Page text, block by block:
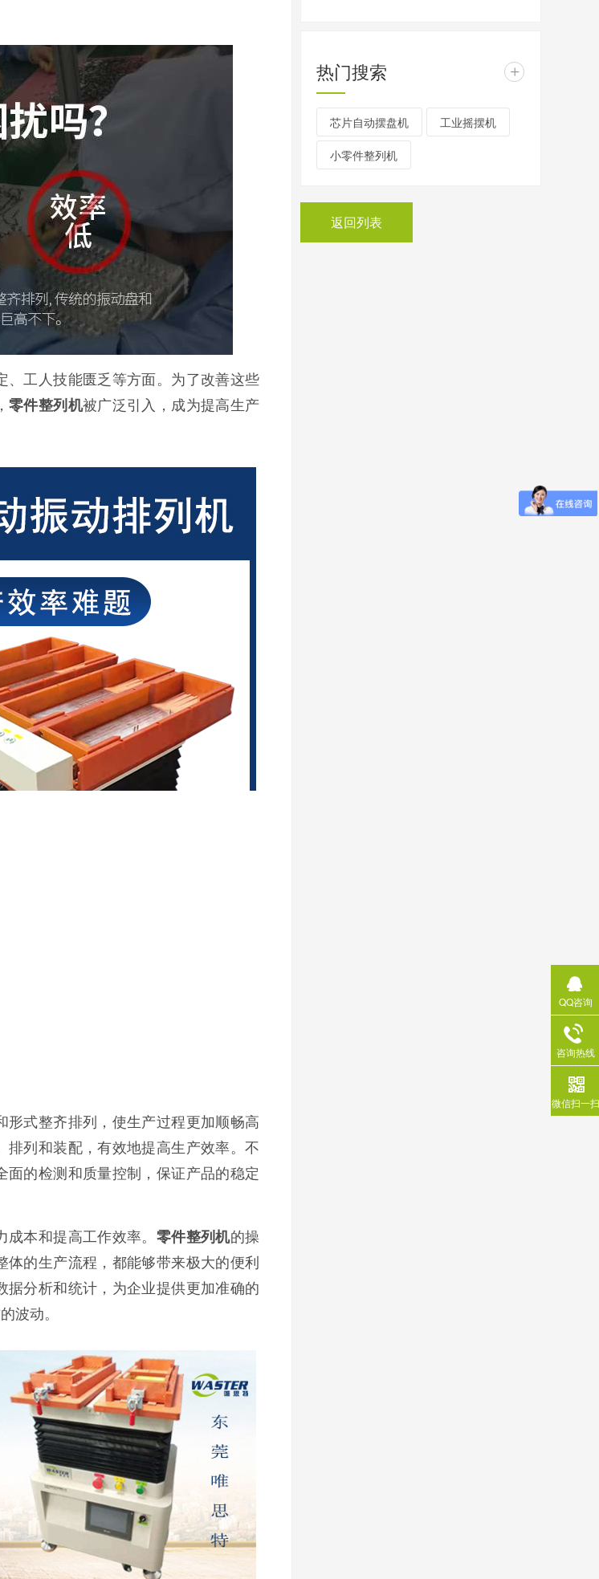
、工人技能匮乏等方面。为了改善这些
零件整列机被广泛引入，成为提高生产
式整齐排列，使生产过程更加顺畅高
列和装配，有效地提高生产效率。不
的检测和质量控制，保证产品的稳定
本和提高工作效率。 零件整列机的操
的生产流程，都能够带来极大的便利
分析和统计，为企业提供更加准确的
波动。
热门搜索 +
芯片自动摆盘机 工业摇摆机
小零件整列机
返回列表
QQ咨询
咨询热线
微信扫一扫